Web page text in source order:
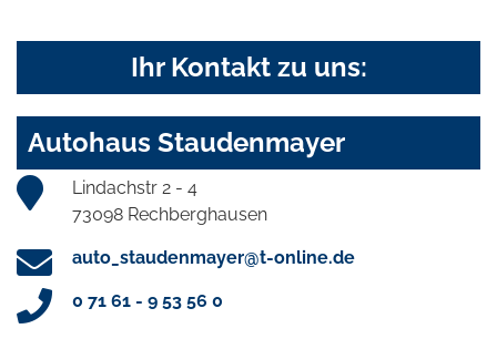
Ihr Kontakt zu uns:
Autohaus Staudenmayer
Lindachstr 2 - 4
73098 Rechberghausen
auto_staudenmayer@t-online.de
0 71 61 - 9 53 56 0